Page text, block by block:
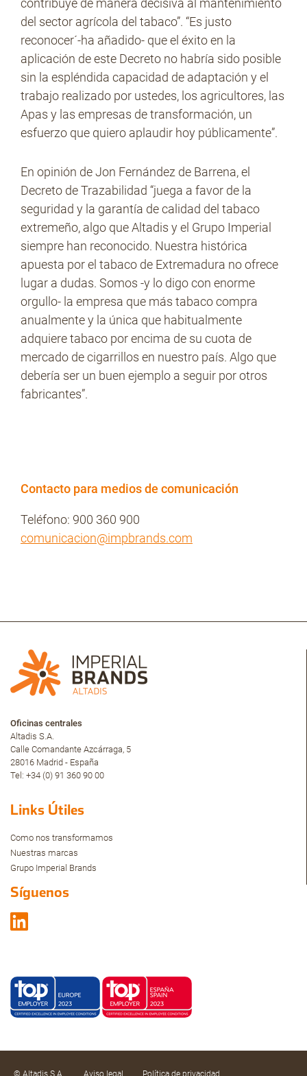
contribuye de manera decisiva al mantenimiento
del sector agrícola del tabaco”. “Es justo
reconocer´-ha añadido- que el éxito en la
aplicación de este Decreto no habría sido posible
sin la espléndida capacidad de adaptación y el
trabajo realizado por ustedes, los agricultores, las
Apas y las empresas de transformación, un
esfuerzo que quiero aplaudir hoy públicamente”.
En opinión de Jon Fernández de Barrena, el
Decreto de Trazabilidad “juega a favor de la
seguridad y la garantía de calidad del tabaco
extremeño, algo que Altadis y el Grupo Imperial
siempre han reconocido. Nuestra histórica
apuesta por el tabaco de Extremadura no ofrece
lugar a dudas. Somos -y lo digo con enorme
orgullo- la empresa que más tabaco compra
anualmente y la única que habitualmente
adquiere tabaco por encima de su cuota de
mercado de cigarrillos en nuestro país. Algo que
debería ser un buen ejemplo a seguir por otros
fabricantes”.
Contacto para medios de comunicación
Teléfono: 900 360 900
comunicacion@impbrands.com
Oficinas centrales
Altadis S.A.
Calle Comandante Azcárraga, 5
28016 Madrid - España
Tel: +34 (0) 91 360 90 00
Links Útiles
Como nos transformamos
Nuestras marcas
Grupo Imperial Brands
Síguenos
© Altadis S.A. Aviso legal Política de privacidad